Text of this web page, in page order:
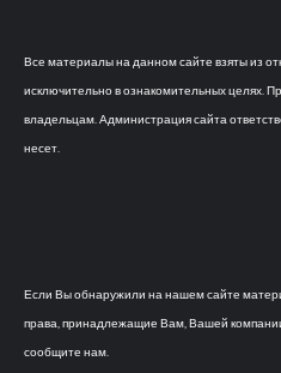
Все материалы на данном сайте взяты из
исключительно в ознакомительных целях.
владельцам. Администрация сайта
несет.
Если Вы обнаружили на нашем сайте
права, принадлежащие Вам, Вашей
сообщите нам.